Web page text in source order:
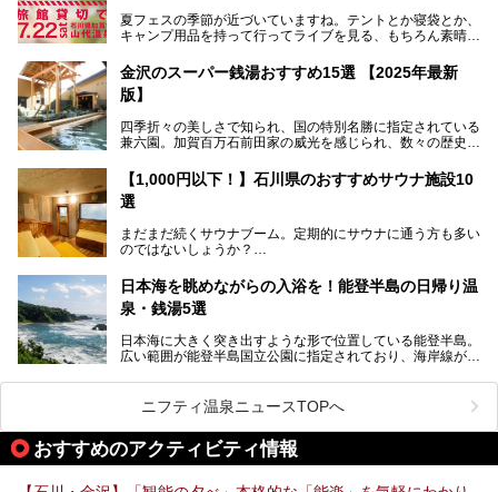
2025年7月からは「大江戸三つ星バイキング」がスタート！
───
提供元：大江戸温泉物語ホテルズ＆リゾーツ株式会社【P
この記事は大江戸温泉物語 あわづグランドホテルのPR記事
です。
夏フェスの季節が近づいていますね。テントとか寝袋とか、
キャンプ用品を持って行ってライブを見る、もちろん素晴ら
いやでもね、暑いし汗や砂埃でドロドロになるしうるさくて
夜は寝られないし、若い時はそういうのが良かったんですけ
今、もうちょっと気楽なフェスはないかな、と探してたらあ
りましたよ！
「加賀温泉郷フェス 2017」が石川県・山代温泉の瑠璃光を
全館貸し切って開催！
れちゃう！なんということでしょう！！
金沢のスーパー銭湯おすすめ15選 【2025年最新
版】
四季折々の美しさで知られ、国の特別名勝に指定されている
兼六園。加賀百万石前田家の威光を感じられ、数々の歴史的
ア。国内でも特に人気の観光地の1つです。北陸新幹線で東
京から約2時間30分と、首都圏からアクセスしやすい立地も
魅力ですね。
り、観光に加えて温泉もぜひ楽しみたいところ。金沢エリア
でおすすめのスーパー銭湯をご紹介します。
【1,000円以下！】石川県のおすすめサウナ施設10
選
まだまだ続くサウナブーム。定期的にサウナに通う方も多い
のではないしょうか？
今回はそんなサウナによく行く人もこれから楽しむ人も格安
で楽しめるサウナを紹介します。
など、種類豊富ですよ。
日本海を眺めながらの入浴を！能登半島の日帰り温
泉・銭湯5選
日本海に大きく突き出すような形で位置している能登半島。
広い範囲が能登半島国立公園に指定されており、海岸線が作
車で行くのがオススメですが、ドライブの際にぜひ一緒に楽
しんでいただきたいのが温泉です。絶景を眺めながらつかる
温泉は最高ですよ！ 今回はそんな能登の温泉を5つご紹介
します。
ニフティ温泉ニュースTOPへ
おすすめのアクティビティ情報